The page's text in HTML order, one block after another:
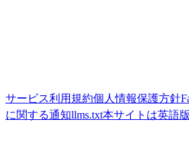
サービス利用規約個人情報保護方針
に関する通知llms.txt本サイトは英語